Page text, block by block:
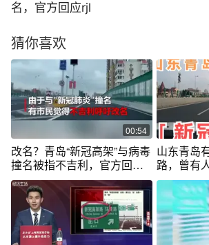
名，官方回应rjl
猜你喜欢
00:54
改名？青岛“新冠高架”与病毒
撞名被指不吉利，官方回应
了。#疫情全知道
山东青岛
路，曾有
究竟是咋